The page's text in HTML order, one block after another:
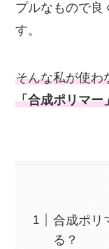
プルなもので良
す。
そんな私が使わ
「合成ポリマー
合成ポリ
る？